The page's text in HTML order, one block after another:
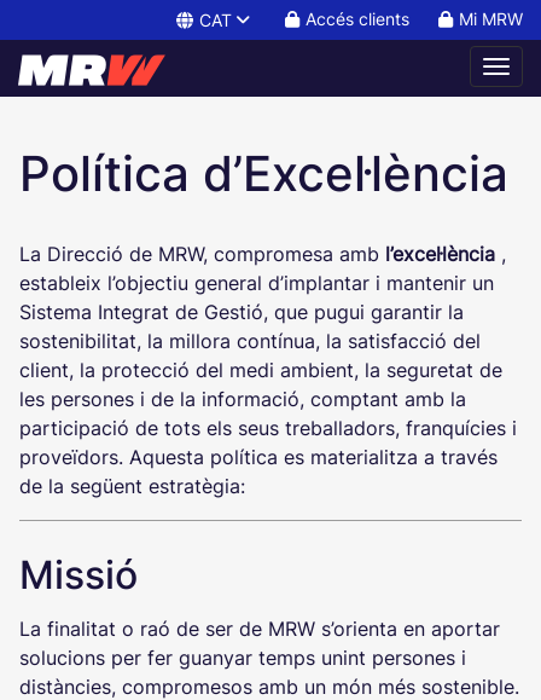
CAT Accés clients Mi MRW
Informació sobre la Política
Política d’Excel·lència
La Direcció de MRW, compromesa amb l’excel·lència ,
estableix l’objectiu general d’implantar i mantenir un
Sistema Integrat de Gestió, que pugui garantir la
sostenibilitat, la millora contínua, la satisfacció del
client, la protecció del medi ambient, la seguretat de
les persones i de la informació, comptant amb la
participació de tots els seus treballadors, franquícies i
proveïdors. Aquesta política es materialitza a través
de la següent estratègia:
Missió
La finalitat o raó de ser de MRW s’orienta en aportar
solucions per fer guanyar temps unint persones i
distàncies, compromesos amb un món més sostenible.